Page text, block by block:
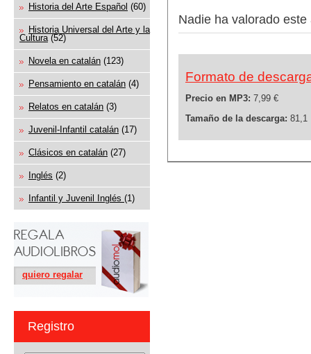
Historia del Arte Español (60)
Historia Universal del Arte y la
Cultura(52)
Novela en catalán (123)
Pensamiento en catalán (4)
Relatos en catalán (3)
Juvenil-Infantil catalán (17)
Clásicos en catalán (27)
Inglés (2)
Infantil y Juvenil Inglés (1)
quiero regalar
Registro
Nadie ha valorado
Formato de
Precio en MP3: 7,99 €
Tamaño de la descarga: 81,1